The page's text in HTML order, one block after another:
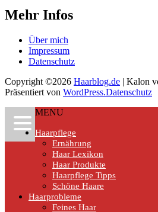
Mehr Infos
Über mich
Impressum
Datenschutz
Copyright ©2026 Haarblog.de | Kalon
Präsentiert von WordPress.Datenschutz
MENU
Haarpflege
Ernährung
Haar Lexikon
Haar Produkte
Haarpflege Tipps
Schöne Haare
Haarprobleme
Feines Haar